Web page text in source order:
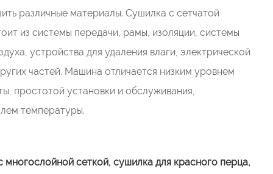
различные материалы. Сушилка с сетчатой
из системы передачи, рамы, изоляции, системы
устройства для удаления влаги, электрической
частей. Машина отличается низким уровнем
простотой установки и обслуживания,
температуры.
сеткой, сушилка для красного перца,